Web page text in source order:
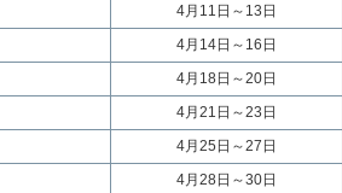
4月11日～13日
4月14日～16日
4月18日～20日
4月21日～23日
4月25日～27日
4月28日～30日